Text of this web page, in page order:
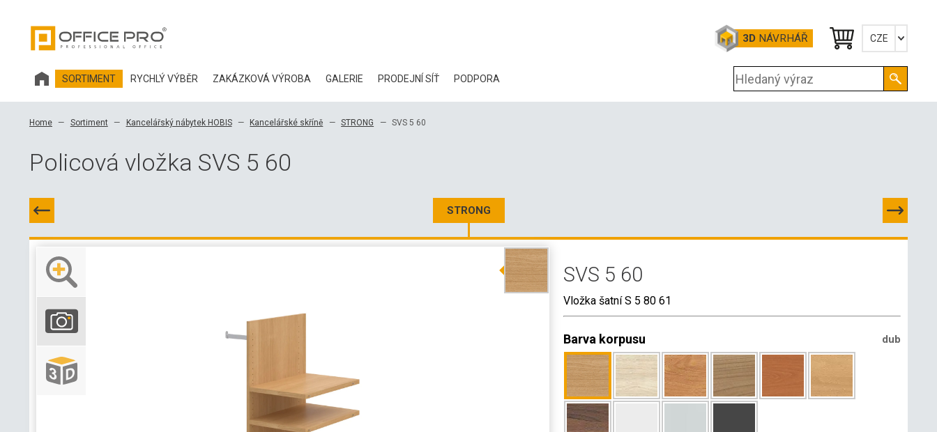
3D NÁVRHÁŘ CZE
English
SORTIMENT RYCHLÝ VÝBĚR ZAKÁZKOVÁ VÝROBA GALERIE PRODEJNÍ SÍŤ PODPORA
BLOG
KE STAŽENÍ
3D DATA
VELKOOBCHODNÍ KONTAKTY
Home Sortiment Kancelářský nábytek HOBIS Kancelářské skříně STRONG SVS 5 60
Policová vložka SVS 5 60
STRONG
SVS 5 60
Vložka šatní S 5 80 61
Barva korpusu dub